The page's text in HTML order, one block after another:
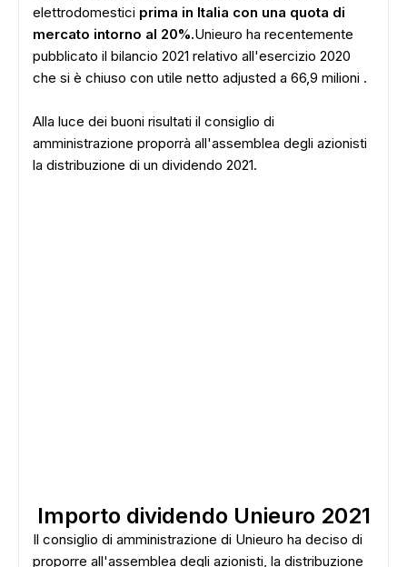
elettrodomestici prima in Italia con una quota di
mercato intorno al 20%.Unieuro ha recentemente
pubblicato il bilancio 2021 relativo all'esercizio 2020
che si è chiuso con utile netto adjusted a 66,9 milioni .
Alla luce dei buoni risultati il consiglio di
amministrazione proporrà all'assemblea degli azionisti
la distribuzione di un dividendo 2021.
Importo dividendo Unieuro 2021
Il consiglio di amministrazione di Unieuro ha deciso di
proporre all'assemblea degli azionisti, la distribuzione